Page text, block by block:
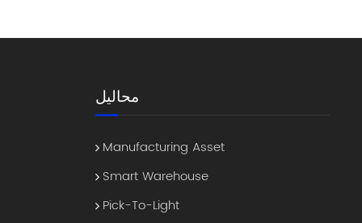
محاليل
Manufacturing Asset
Smart Warehouse
Pick-To-Light